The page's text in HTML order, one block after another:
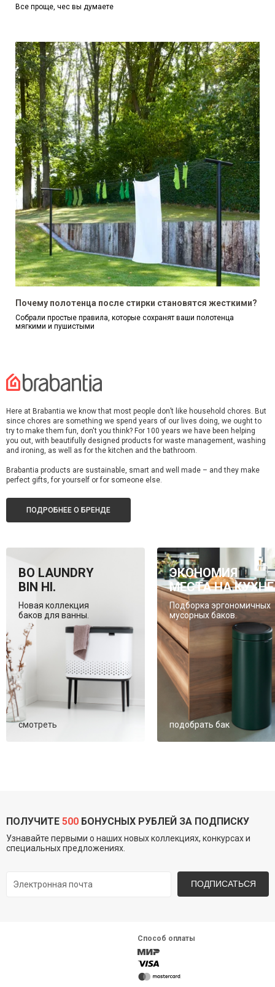
Все проще, чес вы думаете
Почему полотенца после стирки становятся жесткими?
Собрали простые правила, которые сохранят ваши полотенца
мягкими и пушистыми
Here at Brabantia we know that most people don’t like household chores. But
since chores are something we spend years of our lives doing, we ought to
try to make them fun, don't you think? For 100 years we have been helping
you out, with beautifully designed products for waste management, washing
and ironing, as well as for the kitchen and the bathroom.
Brabantia products are sustainable, smart and well made – and they make
perfect gifts, for yourself or for someone else.
ПОДРОБНЕЕ О БРЕНДЕ
BO LAUNDRY
BIN HI.
Новая коллекция
баков для ванны.
смотреть
ЭКОНОМИЯ
МЕСТА НА
Подборка эргономичных
мусорных баков.
подобрать бак
ПОЛУЧИТЕ 500 БОНУСНЫХ РУБЛЕЙ ЗА ПОДПИСКУ
Узнавайте первыми о наших новых коллекциях, конкурсах и
специальных предложениях.
ПОДПИСАТЬСЯ
Способ оплаты